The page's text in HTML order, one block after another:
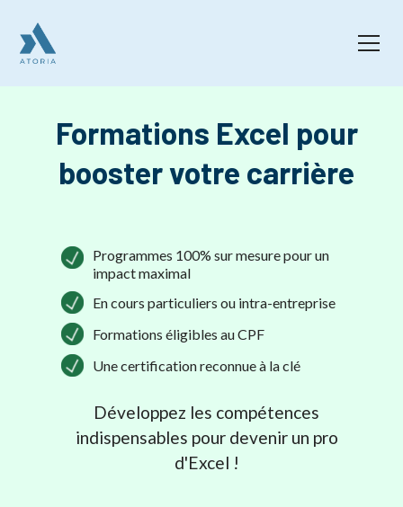
Formations Excel pour
booster votre carrière
Programmes 100% sur mesure pour un
impact maximal
En cours particuliers ou intra-entreprise
Formations éligibles au CPF
Une certification reconnue à la clé
Développez les compétences
indispensables pour devenir un pro
d'Excel !